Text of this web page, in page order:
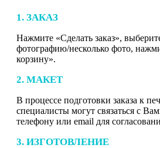
1. ЗАКАЗ
Нажмите «Сделать заказ»,
фотографию/несколько фото,
корзину».
2. МАКЕТ
В процессе подготовки заказа к
специалисты могут связаться с
телефону или email для
3. ИЗГОТОВЛЕНИЕ